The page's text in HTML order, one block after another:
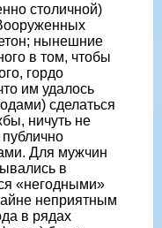
столичной)
нынешние
в том, чтобы
гордо
им удалось
сделаться
ничуть не
Для мужчин
в
«негодными»
неприятным
в рядах